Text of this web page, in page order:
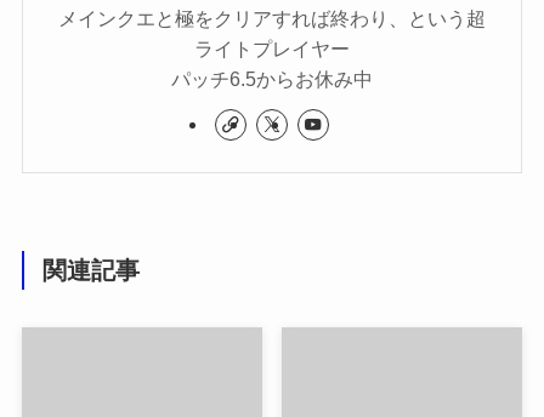
メインクエと極をクリアすれば終わり、という超
ライトプレイヤー
パッチ6.5からお休み中
関連記事